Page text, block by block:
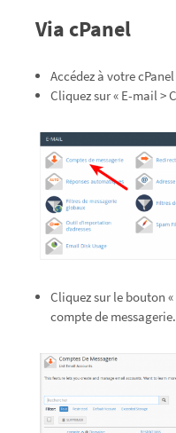
Via cPanel
Accédez à votre cPanel
Cliquez sur « E-mail >
Cliquez sur le bouton
compte de messagerie.